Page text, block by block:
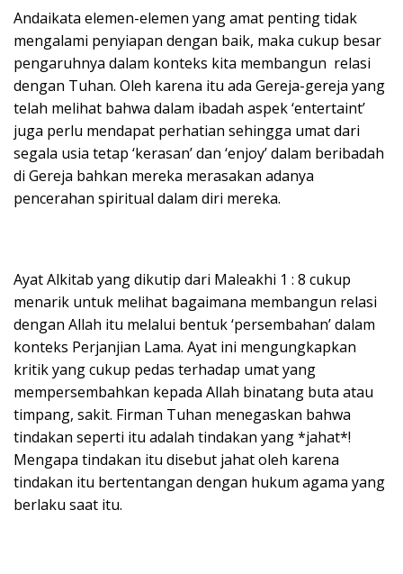
Andaikata elemen-elemen yang amat penting tidak
mengalami penyiapan dengan baik, maka cukup besar
pengaruhnya dalam konteks kita membangun relasi
dengan Tuhan. Oleh karena itu ada Gereja-gereja yang
telah melihat bahwa dalam ibadah aspek ‘entertaint’
juga perlu mendapat perhatian sehingga umat dari
segala usia tetap ‘kerasan’ dan ‘enjoy’ dalam beribadah
di Gereja bahkan mereka merasakan adanya
pencerahan spiritual dalam diri mereka.
Ayat Alkitab yang dikutip dari Maleakhi 1 : 8 cukup
menarik untuk melihat bagaimana membangun relasi
dengan Allah itu melalui bentuk ‘persembahan’ dalam
konteks Perjanjian Lama. Ayat ini mengungkapkan
kritik yang cukup pedas terhadap umat yang
mempersembahkan kepada Allah binatang buta atau
timpang, sakit. Firman Tuhan menegaskan bahwa
tindakan seperti itu adalah tindakan yang *jahat*!
Mengapa tindakan itu disebut jahat oleh karena
tindakan itu bertentangan dengan hukum agama yang
berlaku saat itu.